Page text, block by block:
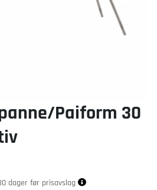
Paiform 30
dager før prisavslag